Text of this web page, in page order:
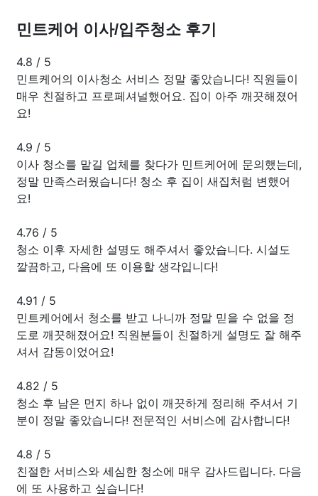
민트케어 이사/입주청소 후기
4.8 / 5
민트케어의 이사청소 서비스 정말 좋았습니다! 직원들이
매우 친절하고 프로페셔널했어요. 집이 아주 깨끗해졌어
요!
4.9 / 5
이사 청소를 맡길 업체를 찾다가 민트케어에 문의했는데,
정말 만족스러웠습니다! 청소 후 집이 새집처럼 변했어
요!
4.76 / 5
청소 이후 자세한 설명도 해주셔서 좋았습니다. 시설도
깔끔하고, 다음에 또 이용할 생각입니다!
4.91 / 5
민트케어에서 청소를 받고 나니까 정말 믿을 수 없을 정
도로 깨끗해졌어요! 직원분들이 친절하게 설명도 잘 해주
셔서 감동이었어요!
4.82 / 5
청소 후 남은 먼지 하나 없이 깨끗하게 정리해 주셔서 기
분이 정말 좋았습니다! 전문적인 서비스에 감사합니다!
4.8 / 5
친절한 서비스와 세심한 청소에 매우 감사드립니다. 다음
에 또 사용하고 싶습니다!